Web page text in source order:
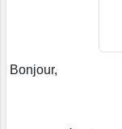
Bonjour,